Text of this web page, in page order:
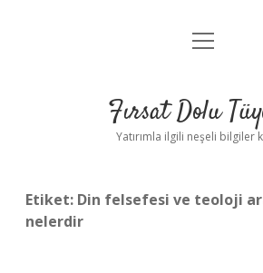
Gizlilik Politikası
Yasal Uyarı
menüyü
Fırsat Dolu
Yatırımla ilgili neşeli bilgiler
Etiket: Din felsefesi ve teoloji
nelerdir